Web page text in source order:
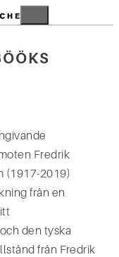
MENY
Fredrik
(1917-2019)
från en
den tyska
från Fredrik